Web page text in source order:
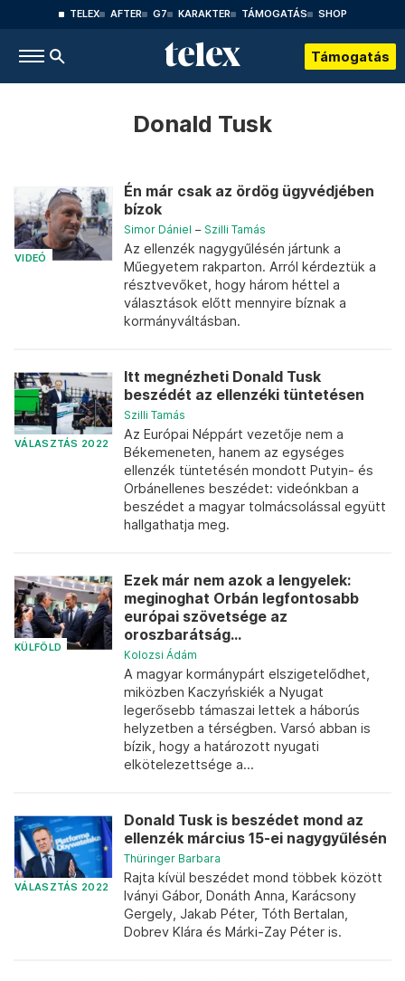
TELEX AFTER G7 KARAKTER TÁMOGATÁS SHOP
Támogatás
Donald Tusk
VIDEÓ
Én már csak az ördög ügyvédjében
bízok
Simor Dániel – Szilli Tamás
Az ellenzék nagygyűlésén jártunk a
Műegyetem rakparton. Arról kérdeztük a
résztvevőket, hogy három héttel a
választások előtt mennyire bíznak a
kormányváltásban.
VÁLASZTÁS 2022
Itt megnézheti Donald Tusk
beszédét az ellenzéki tüntetésen
Szilli Tamás
Az Európai Néppárt vezetője nem a
Békemeneten, hanem az egységes
ellenzék tüntetésén mondott Putyin- és
Orbánellenes beszédet: videónkban a
beszédet a magyar tolmácsolással együtt
hallgathatja meg.
KÜLFÖLD
Ezek már nem azok a lengyelek:
meginoghat Orbán legfontosabb
európai szövetsége az
oroszbarátság...
Kolozsi Ádám
A magyar kormánypárt elszigetelődhet,
miközben Kaczyńskiék a Nyugat
legerősebb támaszai lettek a háborús
helyzetben a térségben. Varsó abban is
bízik, hogy a határozott nyugati
elkötelezettsége a...
VÁLASZTÁS 2022
Donald Tusk is beszédet mond az
ellenzék március 15-ei nagygyűlésén
Thüringer Barbara
Rajta kívül beszédet mond többek között
Iványi Gábor, Donáth Anna, Karácsony
Gergely, Jakab Péter, Tóth Bertalan,
Dobrev Klára és Márki-Zay Péter is.